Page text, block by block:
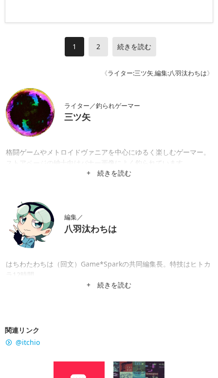
1 2 続きを読む
《ライター:三ツ矢,編集:八羽汰わちは》
ライター／釣られゲーマー
三ツ矢
格闘ゲームやメトロイドヴァニアを中心にゆるく楽しむゲーマー。
ストアページの紳士向けバナー画像によく釣られています。
+ 続きを読む
編集／
八羽汰わちは
はちわたわちは（回文）Game*Sparkの共同編集長。特技はヒトカ
ラ12時間。
+ 続きを読む
関連リンク
@itchio